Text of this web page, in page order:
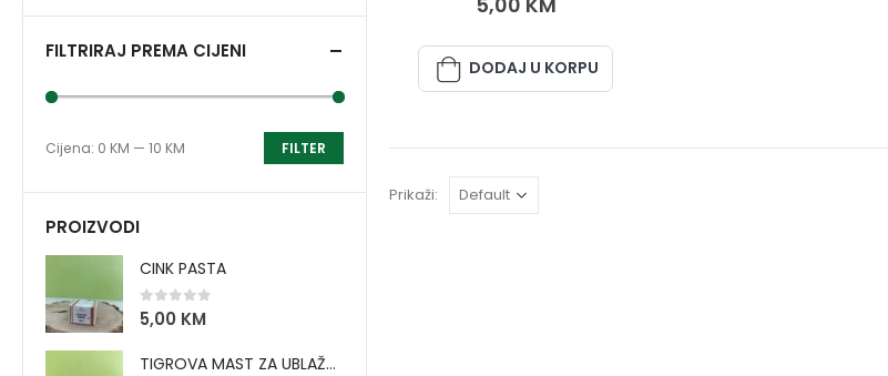
DODAJ U KORPU
Prikaži:
FILTRIRAJ PREMA CIJENI
FILTER
Cijena: 0 KM — 10 KM
PROIZVODI
CINK PASTA
0 out of 5
5,00 KM
TIGROVA MAST ZA UBLAŽAVANJE BOLOVA I ZAGRIJAVANJE MIŠIĆA